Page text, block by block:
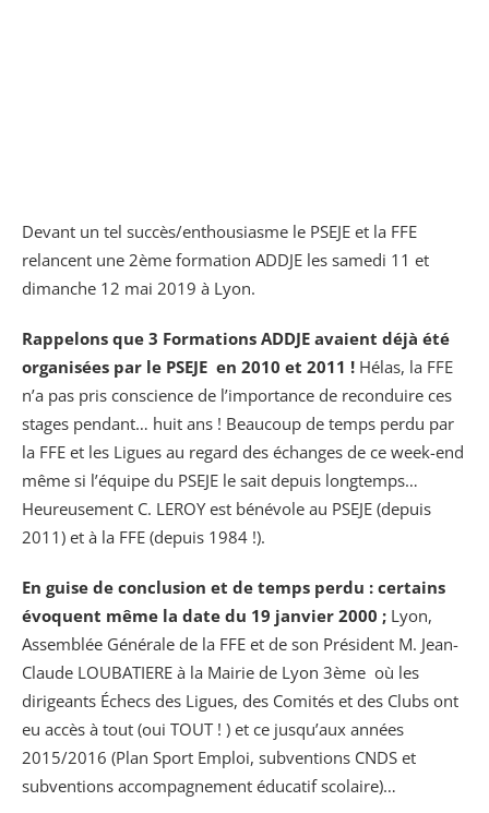
Devant un tel succès/enthousiasme le PSEJE et la FFE
relancent une 2ème formation ADDJE les samedi 11 et
dimanche 12 mai 2019 à Lyon.
Rappelons que 3 Formations ADDJE avaient déjà été
organisées par le PSEJE en 2010 et 2011 ! Hélas, la FFE
n’a pas pris conscience de l’importance de reconduire ces
stages pendant… huit ans ! Beaucoup de temps perdu par
la FFE et les Ligues au regard des échanges de ce week-end
même si l’équipe du PSEJE le sait depuis longtemps…
Heureusement C. LEROY est bénévole au PSEJE (depuis
2011) et à la FFE (depuis 1984 !).
En guise de conclusion et de temps perdu : certains
évoquent même la date du 19 janvier 2000 ; Lyon,
Assemblée Générale de la FFE et de son Président M. Jean-
Claude LOUBATIERE à la Mairie de Lyon 3ème où les
dirigeants Échecs des Ligues, des Comités et des Clubs ont
eu accès à tout (oui TOUT ! ) et ce jusqu’aux années
2015/2016 (Plan Sport Emploi, subventions CNDS et
subventions accompagnement éducatif scolaire)…